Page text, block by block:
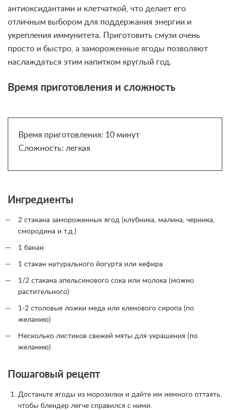
антиоксидантами и клетчаткой, что делает его
отличным выбором для поддержания энергии и
укрепления иммунитета. Приготовить смузи очень
просто и быстро, а замороженные ягоды позволяют
наслаждаться этим напитком круглый год.
Время приготовления и сложность
Время приготовления: 10 минут
Сложность: легкая
Ингредиенты
2 стакана замороженных ягод (клубника, малина, черника,
смородина и т.д.)
1 банан
1 стакан натурального йогурта или кефира
1/2 стакана апельсинового сока или молока (можно
растительного)
1-2 столовые ложки меда или кленового сиропа (по
желанию)
Несколько листиков свежей мяты для украшения (по
желанию)
Пошаговый рецепт
Достаньте ягоды из морозилки и дайте им немного оттаять,
чтобы блендер легче справился с ними.